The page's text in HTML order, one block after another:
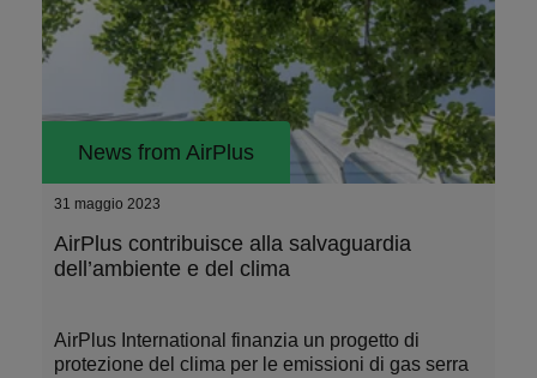
News from AirPlus
31 maggio 2023
AirPlus contribuisce alla salvaguardia
dell’ambiente e del clima
AirPlus International finanzia un progetto di
protezione del clima per le emissioni di gas serra